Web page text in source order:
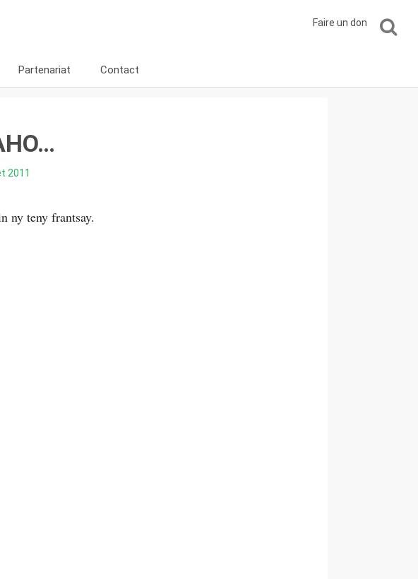
Faire un don
Partenariat Contact
2011
ny teny frantsay.